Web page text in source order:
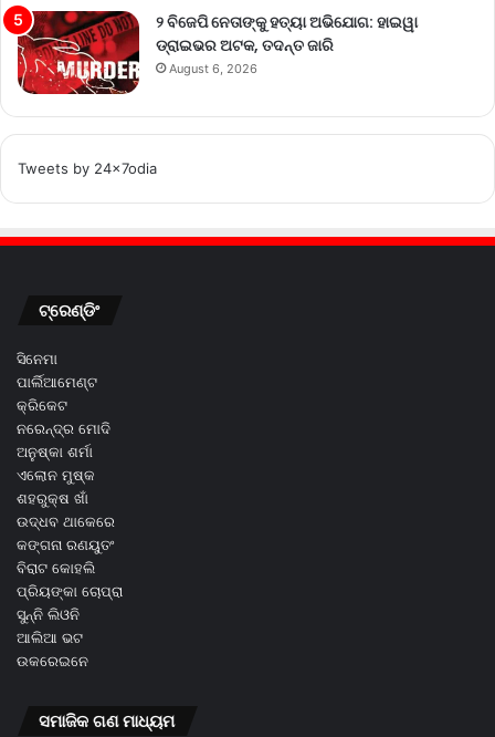
୨ ବିଜେପି ନେତାଙ୍କୁ ହତ୍ୟା ଅଭିଯୋଗ: ହାଇୱା
ଡ୍ରାଇଭର ଅଟକ, ତଦନ୍ତ ଜାରି
August 6, 2026
Tweets by 24x7odia
ଟ୍ରେଣ୍ଡିଂ
ସିନେମା
ପାର୍ଲିଆମେଣ୍ଟ
କ୍ରିକେଟ
ନରେନ୍ଦ୍ର ମୋଦି
ଅନୁଷ୍କା ଶର୍ମା
ଏଲୋନ ମୁଷ୍କ
ଶହରୁକ୍ଷ ଖାଁ
ଉଦ୍ଧବ ଥାକେରେ
କଙ୍ଗନା ରଣୟୁତଂ
ବିରାଟ କୋହଲି
ପ୍ରିୟଙ୍କା ଚୋପ୍ରା
ସୁନ୍ନି ଲିଓନି
ଆଲିଆ ଭଟ
ଉକରେଇନେ
ସମାଜିକ ଗଣ ମାଧ୍ୟମ